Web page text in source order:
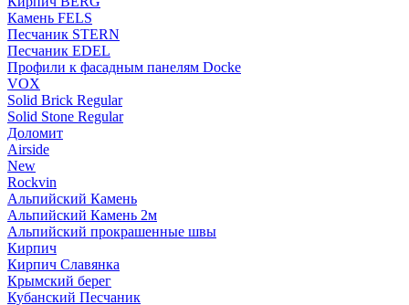
Камень FELS
Пес­ча­ник STERN
Пес­ча­ник EDEL
Профили к фасадным панелям Docke
VOX
Solid Brick Regular
Solid Stone Regular
Доломит
Airside
New
Rockvin
Альпийский Камень
Альпийский Камень 2м
Альпийский прокрашенные швы
Кирпич
Кирпич Славянка
Крымский берег
Кубанский Песчаник